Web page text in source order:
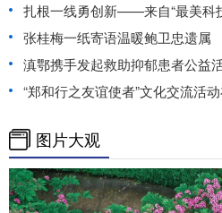
扎根一线勇创新——来自“最美科
张桂梅一纸寄语温暖鲍卫忠遗属
滇鄂携手发起救助抑郁患者公益
“郑和行之友谊使者”文化交流活
图片大观